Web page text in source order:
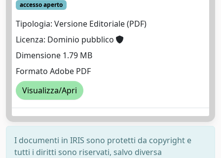
accesso aperto
Tipologia: Versione Editoriale (PDF)
Licenza: Dominio pubblico
Dimensione 1.79 MB
Formato Adobe PDF
Visualizza/Apri
I documenti in IRIS sono protetti da copyright e
tutti i diritti sono riservati, salvo diversa